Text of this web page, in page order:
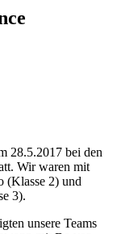
28.5.2017 bei den
Wir waren mit
(Klasse 2) und
3).
unsere Teams